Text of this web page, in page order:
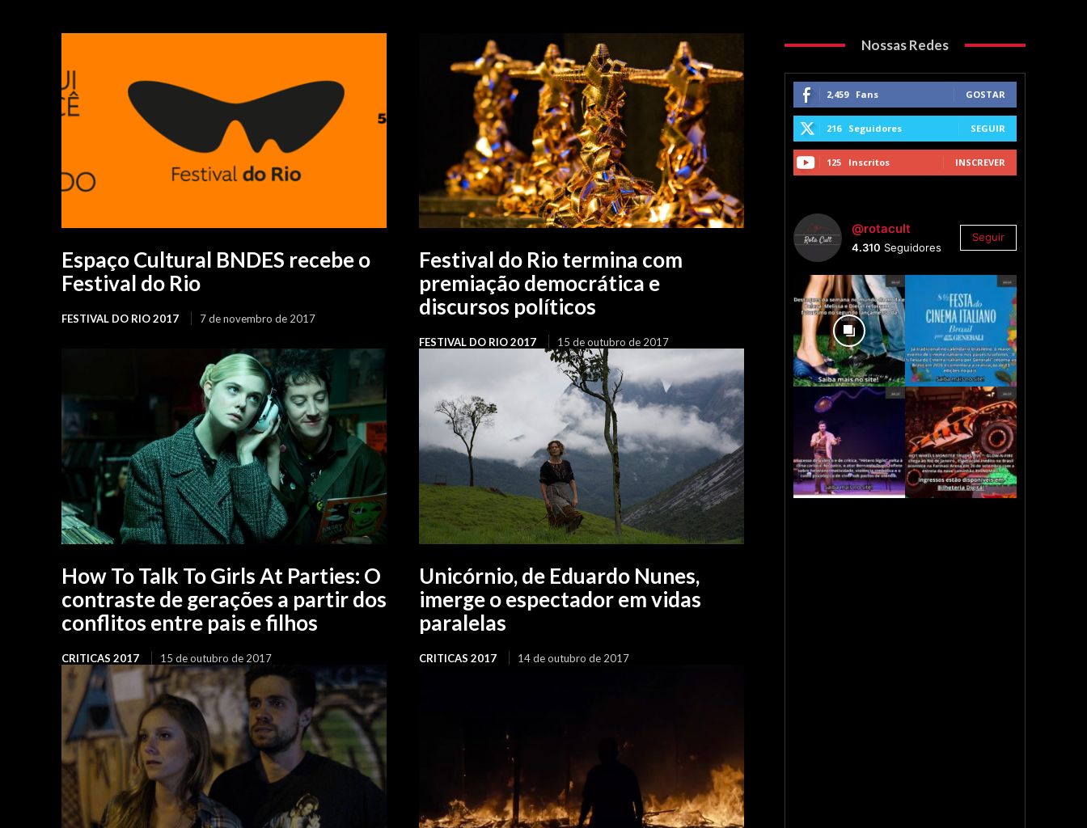
Espaço Cultural BNDES recebe o
Festival do Rio
FESTIVAL DO RIO 2017 7 de novembro de 2017
Festival do Rio termina com
premiação democrática e
discursos políticos
FESTIVAL DO RIO 2017 15 de outubro de 2017
How To Talk To Girls At Parties: O
contraste de gerações a partir dos
conflitos entre pais e filhos
CRITICAS 2017 15 de outubro de 2017
Unicórnio, de Eduardo Nunes,
imerge o espectador em vidas
paralelas
CRITICAS 2017 14 de outubro de 2017
Nossas Redes
2,459 Fans GOSTAR
216 Seguidores SEGUIR
125 Inscritos INSCREVER
@rotacult
4.310 Seguidores
Seguir